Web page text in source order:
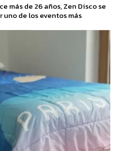
más de 26 años, Zen Disco se
de los eventos más